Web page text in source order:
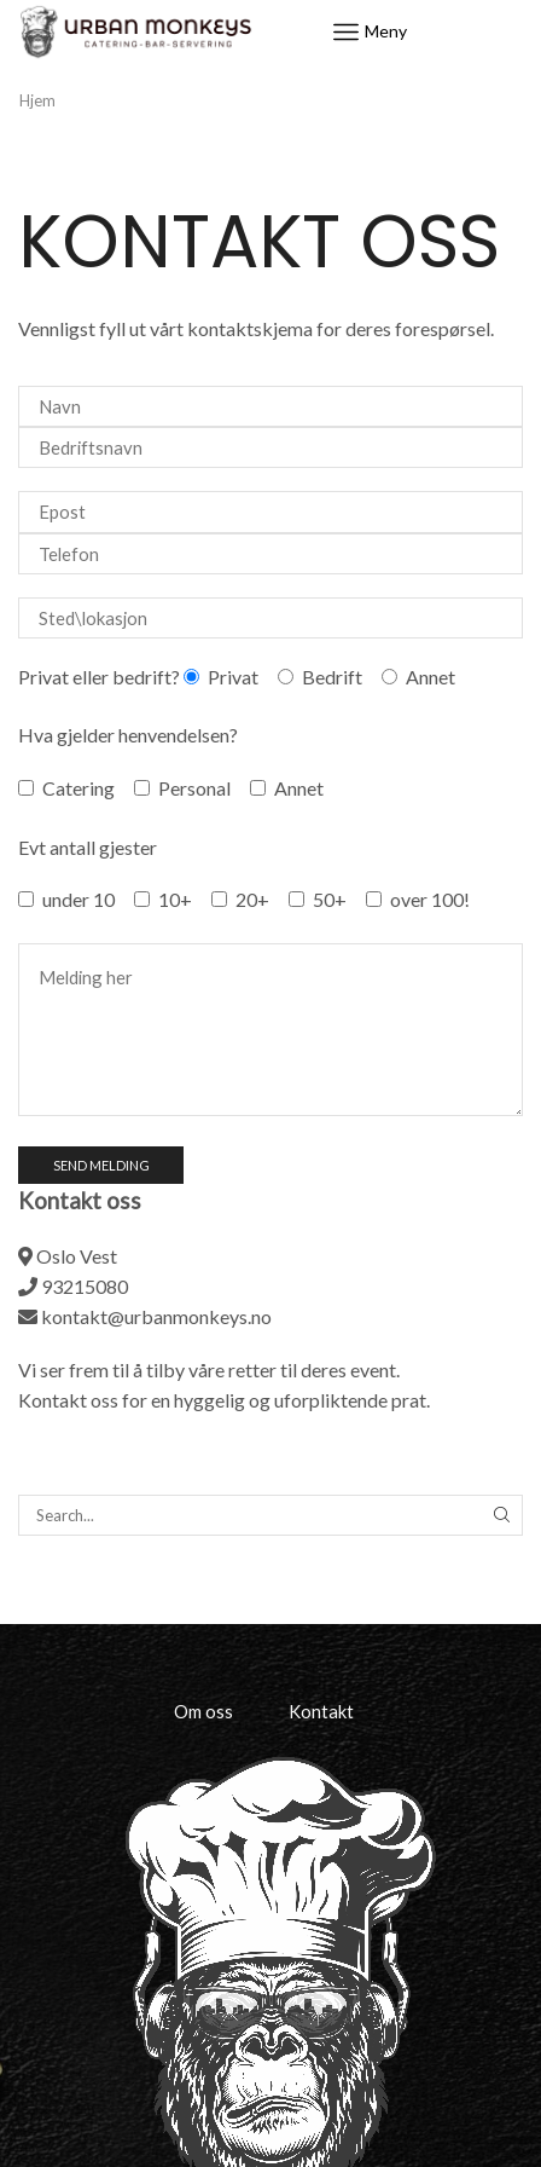
Meny
Hjem
KONTAKT OSS
Vennligst fyll ut vårt kontaktskjema for deres forespørsel.
Privat eller bedrift? Privat Bedrift Annet
Hva gjelder henvendelsen?
Catering Personal Annet
Evt antall gjester
under 10 10+ 20+ 50+ over 100!
Kontakt oss
Oslo Vest
93215080
kontakt@urbanmonkeys.no
Vi ser frem til å tilby våre retter til deres event.
Kontakt oss for en hyggelig og uforpliktende prat.
Om oss Kontakt